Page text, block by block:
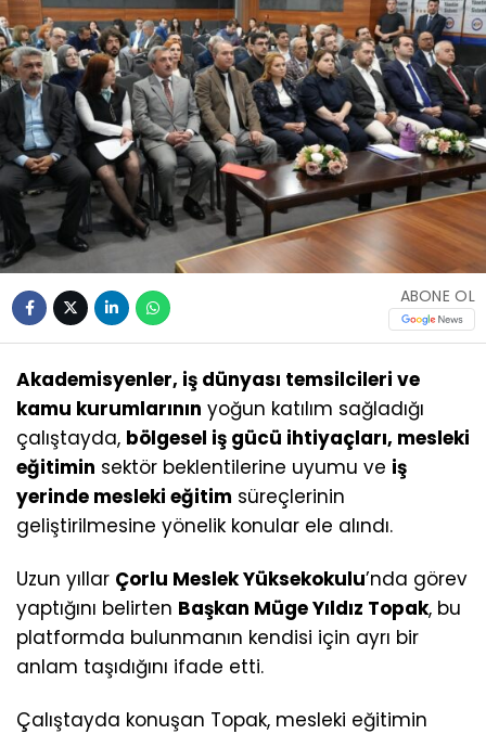
ABONE OL
Akademisyenler, iş dünyası temsilcileri ve
kamu kurumlarının yoğun katılım sağladığı
çalıştayda, bölgesel iş gücü ihtiyaçları, mesleki
eğitimin sektör beklentilerine uyumu ve iş
yerinde mesleki eğitim süreçlerinin
geliştirilmesine yönelik konular ele alındı.
Uzun yıllar Çorlu Meslek Yüksekokulu’nda görev
yaptığını belirten Başkan Müge Yıldız Topak, bu
platformda bulunmanın kendisi için ayrı bir
anlam taşıdığını ifade etti.
Çalıştayda konuşan Topak, mesleki eğitimin